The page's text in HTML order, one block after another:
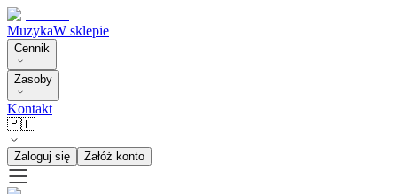
MuzykaW sklepie
Cennik
Zasoby
Kontakt
🇵🇱
Zaloguj się Załóż konto